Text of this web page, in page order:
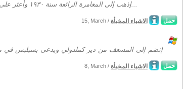
إذهب إلى المغامرة الرائعة سنة ١٩٣٠ وأعثر على الكنز المخبأ في لعبة الإنترنت...
حمل 15, March / الاشياء المخبأة
إنضم إلى المسعف من دير كملدولي ويدعى بسيليس في
حمل 8, March / الاشياء المخبأة